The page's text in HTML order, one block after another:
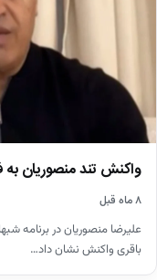
واکنش تند منصوریان
۸ ماه قبل
علیرضا منصوریان در برنامه
باقری واکنش نشان داد…